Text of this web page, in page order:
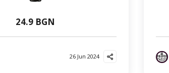
24.9 BGN
26 Jun 2024